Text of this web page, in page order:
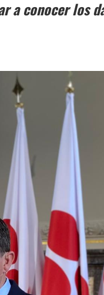
a conocer los